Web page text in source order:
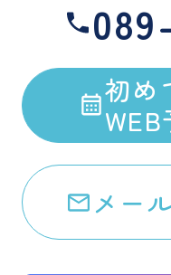
初め
メー